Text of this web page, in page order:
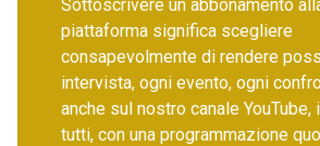
Sottoscrivere un abbonamento
piattaforma significa scegliere
consapevolmente di rendere
intervista, ogni evento, ogni
anche sul nostro canale YouTube,
tutti, con una programmazione